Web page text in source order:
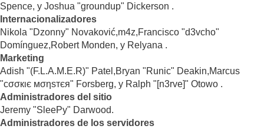
Spence, y Joshua "groundup" Dickerson .
Internacionalizadores
Nikola "Dzonny" Novaković,m4z,Francisco "d3vcho"
Domínguez,Robert Monden, y Relyana .
Marketing
Adish "(F.L.A.M.E.R)" Patel,Bryan "Runic" Deakin,Marcus
"cσσкιє мσηѕтєя" Forsberg, y Ralph "[n3rve]" Otowo .
Administradores del sitio
Jeremy "SleePy" Darwood.
Administradores de los servidores